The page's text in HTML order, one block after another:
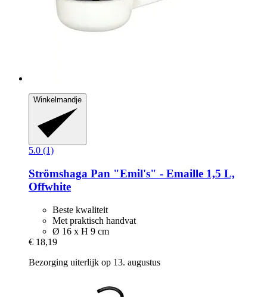
Winkelmandje
5.0 (1)
Strömshaga Pan "Emil's" -​ Emaille 1,5 L,
Offwhite
Beste kwaliteit
Met praktisch handvat
Ø 16 x H 9 cm
€ 18,19
Bezorging uiterlijk op 13. augustus